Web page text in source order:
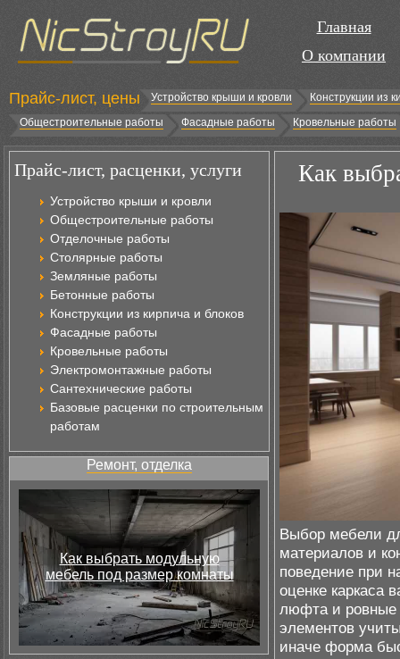
Главная
О компании
Прайс-лист, цены Устройство крыши и кровли
Конструкции из
Общестроительные работы
Фасадные работы Кровельные работы
Прайс-лист, расценки, услуги
Устройство крыши и кровли
Общестроительные работы
Отделочные работы
Столярные работы
Земляные работы
Бетонные работы
Конструкции из кирпича и блоков
Фасадные работы
Кровельные работы
Электромонтажные работы
Сантехнические работы
Базовые расценки по строительным
работам
Ремонт, отделка
Как выбрать модульную
мебель под размер комнаты
Как
Выбор мебели
материалов и
поведение при
оценке каркаса
люфта и ровные
элементов
иначе форма